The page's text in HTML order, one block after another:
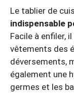
Le tablier de
indispensable
Facile à enfiler,
vêtements des
déversements,
également une
germes et les